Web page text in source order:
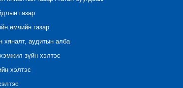
газар
өмчийн газар
хяналт, аудитын алба
зүйн хэлтэс
хэлтэс